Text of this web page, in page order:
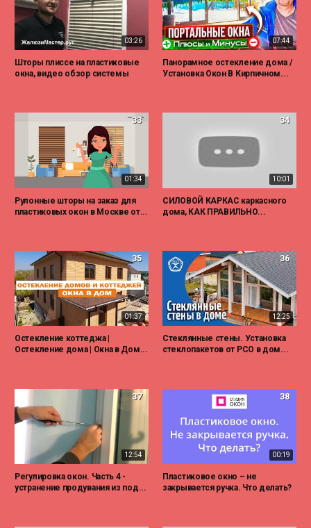
03:26
Шторы плиссе на пластиковые
окна, видео обзор системы
07:44
Панорамное остекление дома /
Установка Окон В Кирпичном...
01:34
33
Рулонные шторы на заказ для
пластиковых окон в Москве от...
10:01
34
СИЛОВОЙ КАРКАС каркасного
дома, КАК ПРАВИЛЬНО...
01:37
35
Остекление коттеджа |
Остекление дома | Окна в Дом...
12:25
36
Стеклянные стены. Установка
стеклопакетов от РСО в дом...
12:54
37
Регулировка окон. Часть 4 -
устранение продувания из под...
00:19
38
Пластиковое окно – не
закрывается ручка. Что делать?